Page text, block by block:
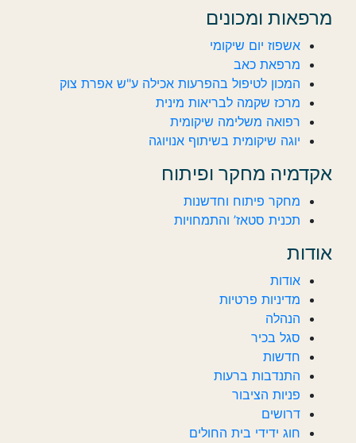
מרפאות ומכונים
אשפוז יום שיקומי
מרפאת כאב
המכון לטיפול בהפרעות אכילה ע"ש אפרת צוק
מרכז שקמה לבריאות מינית
רפואה משלימה שיקומית
יוגה שיקומית בשיתוף אנויוגה
אקדמיה מחקר ופיתוח
מחקר פיתוח וחדשנות
תכנית סטאז’ והתמחויות
אודות
אודות
מדיניות פרטיות
הנהלה
סגל בכיר
חדשות‎‎
התנדבות ברעות
פניות הציבור
דרושים
חוג ידידי בית החולים